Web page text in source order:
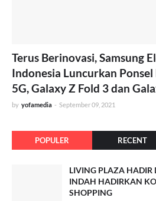
Terus Berinovasi, Samsung
Indonesia Luncurkan
5G, Galaxy Z Fold 3 dan
by yofamedia - September 09, 2021
POPULER RECENT
LIVING PLAZA HADIR
INDAH HADIRKAN
SHOPPING